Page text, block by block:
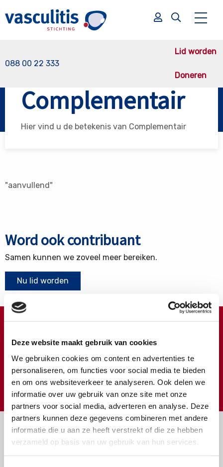
Deze website maakt gebruik van cookies
We gebruiken cookies om content en advertenties te
personaliseren, om functies voor social media te bieden
en om ons websiteverkeer te analyseren. Ook delen we
informatie over uw gebruik van onze site met onze
partners voor social media, adverteren en analyse. Deze
partners kunnen deze gegevens combineren met andere
informatie die u aan ze heeft verstrekt of die ze hebben
verzameld op basis van uw gebruik van hun services.
088 00 22 333
Lid worden
Doneren
Zoek
Zoek
Complementair
Hier vind u de betekenis van Complementair
"aanvullend"
Word ook contribuant
Samen kunnen we zoveel meer bereiken.
Nu lid worden
Meer weten over wat we met uw extra gift doen?
Klik hier
€ Doneer